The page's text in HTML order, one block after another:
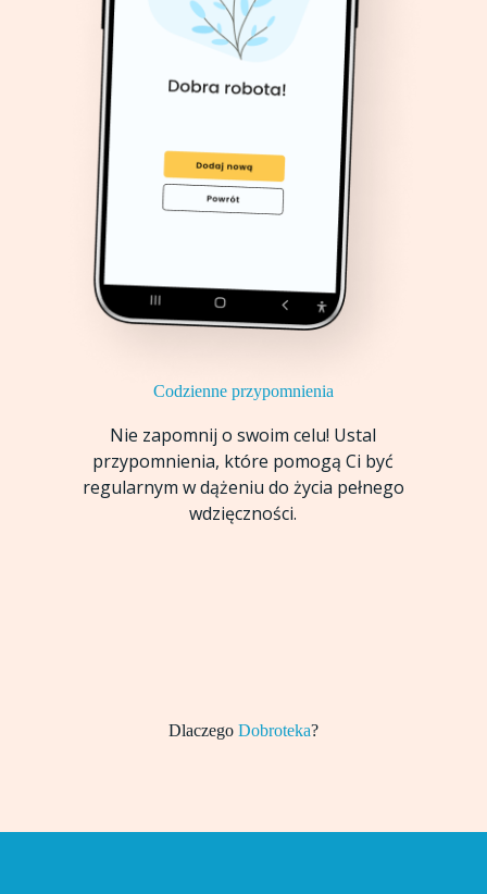
Codzienne przypomnienia
Nie zapomnij o swoim celu! Ustal
przypomnienia, które pomogą Ci być
regularnym w dążeniu do życia pełnego
wdzięczności.
DlaczegoDobroteka?